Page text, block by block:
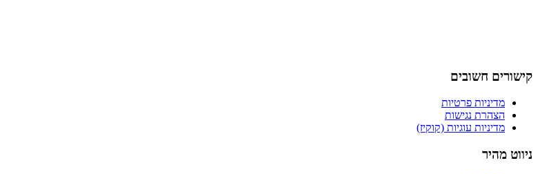
קישורים חשובים
מדיניות פרטיות
הצהרת נגישות
מדיניות עוגיות (קוקיז)
ניווט מהיר